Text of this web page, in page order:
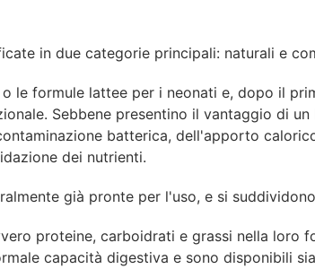
in due categorie principali: naturali e
le formule lattee per i neonati e, dopo il
Sebbene presentino il vantaggio di
batterica, dell'apporto
dei nutrienti.
già pronte per l'uso, e si
proteine, carboidrati e grassi nella loro
capacità digestiva e sono disponibili